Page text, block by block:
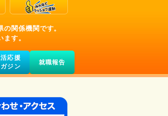
関係機関です。
す。
応援
ガジン
就職報告